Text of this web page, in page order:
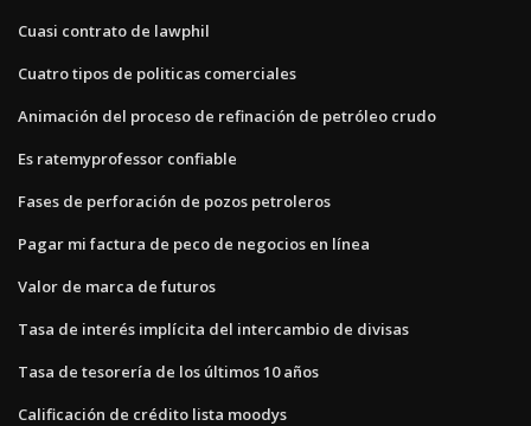
Cuasi contrato de lawphil
Cuatro tipos de politicas comerciales
Animación del proceso de refinación de petróleo crudo
Es ratemyprofessor confiable
Fases de perforación de pozos petroleros
Pagar mi factura de peco de negocios en línea
Valor de marca de futuros
Tasa de interés implícita del intercambio de divisas
Tasa de tesorería de los últimos 10 años
Calificación de crédito lista moodys